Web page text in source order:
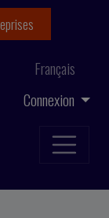
Connexion
Français